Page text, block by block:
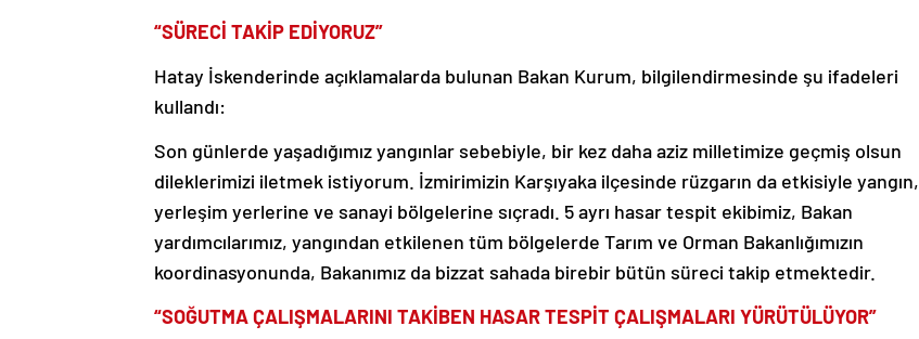
“SÜRECİ TAKİP EDİYORUZ”
Hatay İskenderinde açıklamalarda bulunan Bakan Kurum, bilgilendirmesinde şu ifadeleri
kullandı:
Son günlerde yaşadığımız yangınlar sebebiyle, bir kez daha aziz milletimize geçmiş olsun
dileklerimizi iletmek istiyorum. İzmirimizin Karşıyaka ilçesinde rüzgarın da etkisiyle yangın,
yerleşim yerlerine ve sanayi bölgelerine sıçradı. 5 ayrı hasar tespit ekibimiz, Bakan
yardımcılarımız, yangından etkilenen tüm bölgelerde Tarım ve Orman Bakanlığımızın
koordinasyonunda, Bakanımız da bizzat sahada birebir bütün süreci takip etmektedir.
“SOĞUTMA ÇALIŞMALARINI TAKİBEN HASAR TESPİT ÇALIŞMALARI YÜRÜTÜLÜYOR”